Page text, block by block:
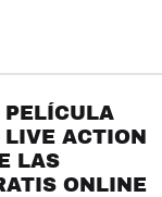
PELÍCULA
ACTION
LAS
ONLINE